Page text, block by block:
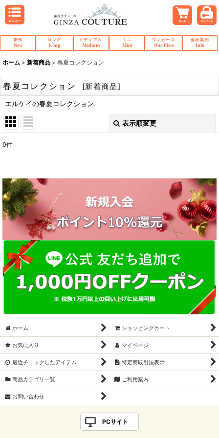
新作
New
ロング
Long
ミディアム
Medium
ミニ
Mini
ワンピース
One Piece
会社案内
Info
ホーム > 新着商品 > 春夏コレクション
春夏コレクション [新着商品]
エルケイの春夏コレクション
表示順変更
並び順:
絞り込む
0件
ホーム ショッピングカート
お気に入り マイページ
最近チェックしたアイテム 特定商取引法表示
商品カテゴリ一覧 ご利用案内
お問い合わせ
PCサイト